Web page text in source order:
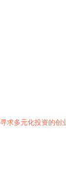
求多元化投资的